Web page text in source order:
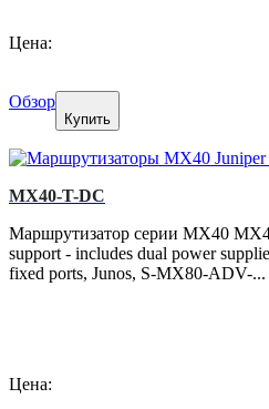
Цена:
Обзор
Купить
MX40-T-DC
Маршрутизатор серии MX40
support - includes dual power
fixed ports, Junos, S-MX80-ADV-...
Цена: